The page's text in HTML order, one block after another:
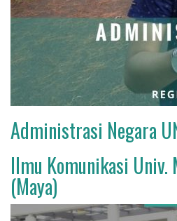
Administrasi Negara
Ilmu Komunikasi Univ.
(Maya)